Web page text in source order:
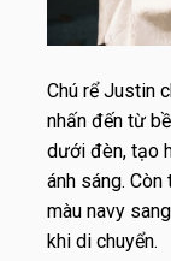
Chú rể Justin
nhấn đến từ
dưới đèn, tạo
ánh sáng.
màu navy
khi di chuyển.